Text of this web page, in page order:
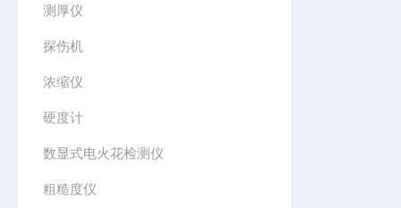
测厚仪
探伤机
浓缩仪
硬度计
数显式电火花检测仪
粗糙度仪